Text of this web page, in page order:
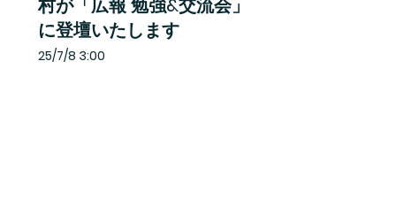
村が「広報 勉強&交流会」
に登壇いたします
25/7/8 3:00